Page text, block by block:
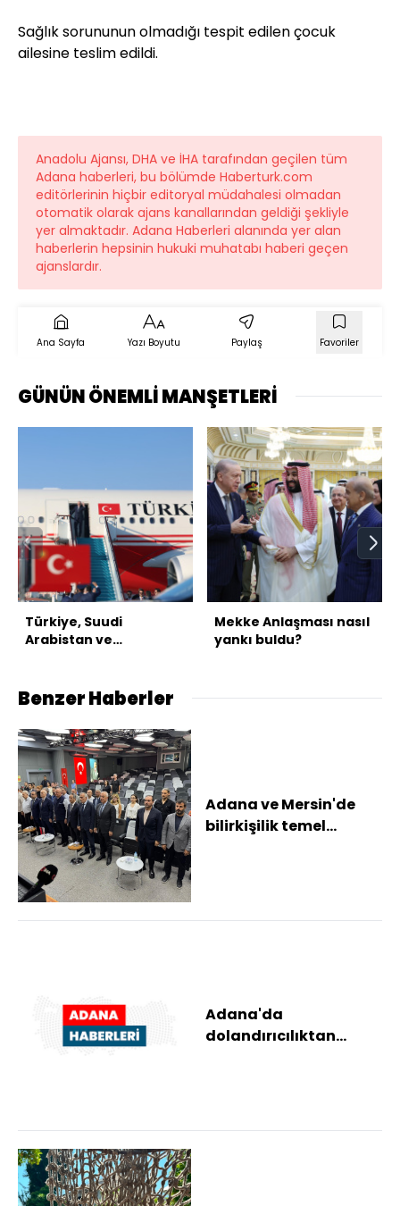
Sağlık sorununun olmadığı tespit edilen çocuk
ailesine teslim edildi.
Anadolu Ajansı, DHA ve İHA tarafından geçilen tüm
Adana haberleri, bu bölümde Haberturk.com
editörlerinin hiçbir editoryal müdahalesi olmadan
otomatik olarak ajans kanallarından geldiği şekliyle
yer almaktadır. Adana Haberleri alanında yer alan
haberlerin hepsinin hukuki muhatabı haberi geçen
ajanslardır.
Ana Sayfa Yazı Boyutu Paylaş Favoriler
GÜNÜN ÖNEMLİ MANŞETLERİ
Türkiye, Suudi
Arabistan ve
Mekke Anlaşması nasıl
yankı buldu?
Benzer Haberler
Adana ve Mersin'de
bilirkişilik temel
Adana'da
dolandırıcılıktan